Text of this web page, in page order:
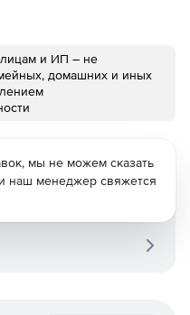
и ИП – не
домашних и иных
мы не можем сказать
наш менеджер свяжется